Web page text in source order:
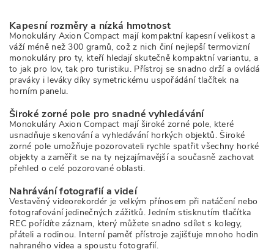
Kapesní rozměry a nízká hmotnost
Monokuláry Axion Compact mají kompaktní kapesní velikost a
váží méně než 300 gramů, což z nich činí nejlepší termovizní
monokuláry pro ty, kteří hledají skutečně kompaktní variantu, a
to jak pro lov, tak pro turistiku. Přístroj se snadno drží a ovládá
praváky i leváky díky symetrickému uspořádání tlačítek na
horním panelu.
Široké zorné pole pro snadné vyhledávání
Monokuláry Axion Compact mají široké zorné pole, které
usnadňuje skenování a vyhledávání horkých objektů. Široké
zorné pole umožňuje pozorovateli rychle spatřit všechny horké
objekty a zaměřit se na ty nejzajímavější a současně zachovat
přehled o celé pozorované oblasti.
Nahrávání fotografií a videí
Vestavěný videorekordér je velkým přínosem při natáčení nebo
fotografování jedinečných zážitků. Jedním stisknutím tlačítka
REC pořídíte záznam, který můžete snadno sdílet s kolegy,
přáteli a rodinou. Interní paměť přístroje zajišťuje mnoho hodin
nahraného videa a spoustu fotografií.